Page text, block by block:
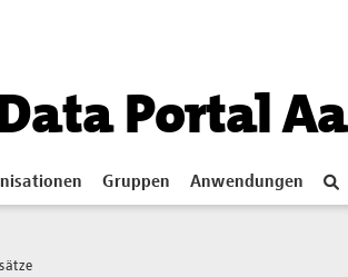
Portal
Gruppen Anwendungen